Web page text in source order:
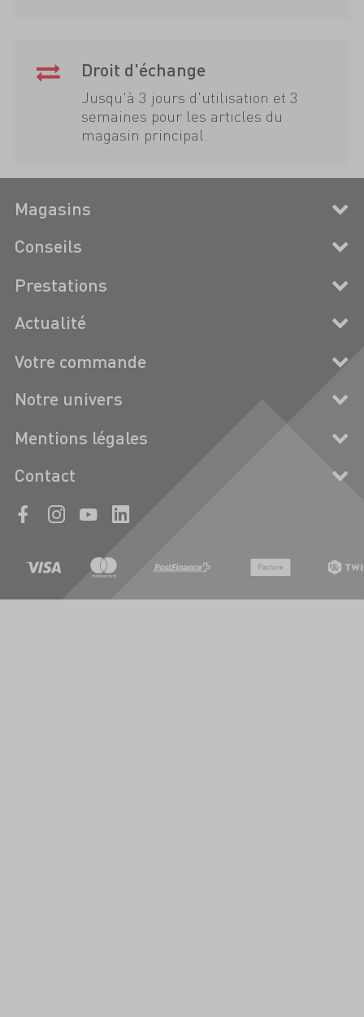
Droit d'échange
Jusqu'à 3 jours d'utilisation et 3
semaines pour les articles du
magasin principal.
Magasins
Conseils
Prestations
Actualité
Votre commande
Notre univers
Mentions légales
Contact